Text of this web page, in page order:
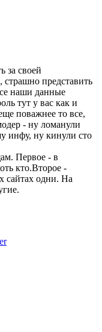
за своей
представить
наши данные
тут у вас как и
поважнее то все,
- ну ломанули
инфу, ну кинули сто
Первое - в
кто.Второе -
сайтах одни. На